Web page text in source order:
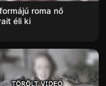
roma nő
éli ki